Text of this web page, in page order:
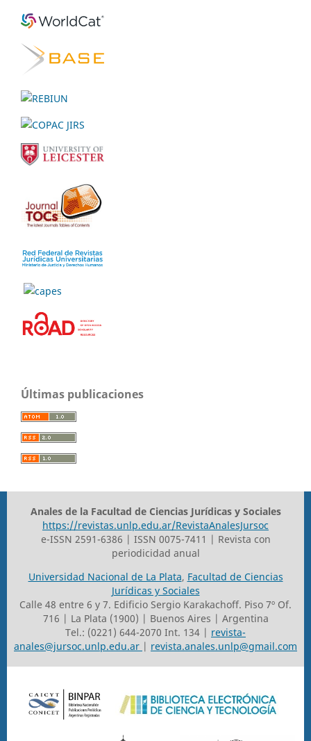
Últimas publicaciones
Anales de la Facultad de Ciencias Jurídicas y Sociales
https://revistas.unlp.edu.ar/RevistaAnalesJursoc
e-ISSN 2591-6386 | ISSN 0075-7411 | Revista con
periodicidad anual
Universidad Nacional de La Plata, Facultad de Ciencias
Jurídicas y Sociales
Calle 48 entre 6 y 7. Edificio Sergio Karakachoff. Piso 7º Of.
716 | La Plata (1900) | Buenos Aires | Argentina
Tel.: (0221) 644-2070 Int. 134 | revista-
anales@jursoc.unlp.edu.ar | revista.anales.unlp@gmail.com